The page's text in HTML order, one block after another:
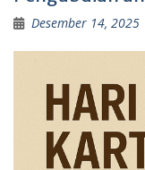
Desember 14, 2025